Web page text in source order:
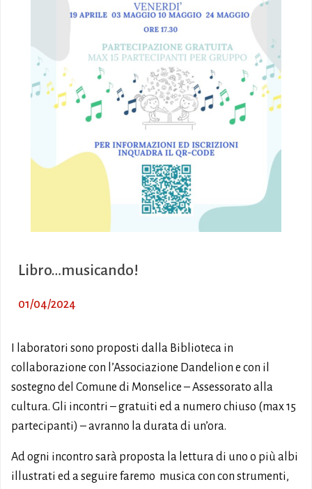
Libro…musicando!
01/04/2024
I laboratori sono proposti dalla Biblioteca in
collaborazione con l’Associazione Dandelion e con il
sostegno del Comune di Monselice – Assessorato alla
cultura. Gli incontri – gratuiti ed a numero chiuso (max 15
partecipanti) – avranno la durata di un’ora.
Ad ogni incontro sarà proposta la lettura di uno o più albi
illustrati ed a seguire faremo musica con con strumenti,